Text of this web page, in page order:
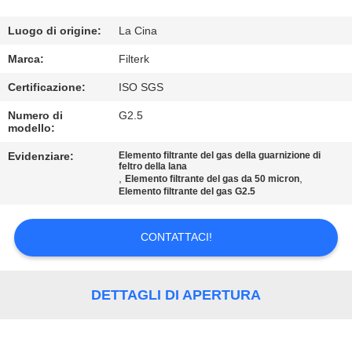
FABBRICA
CONTROLLO
DELLA
QUALITÀ
CONTATTACI
NOTIZIE
Luogo di origine: La Cina
Marca: Filterk
Certificazione: ISO SGS
Numero di
modello:
G2.5
Evidenziare:
Elemento filtrante del gas della guarnizione di
feltro della lana
,Elemento filtrante del gas da 50 micron,
Elemento filtrante del gas G2.5
CONTATTACI!
DETTAGLI DI APERTURA